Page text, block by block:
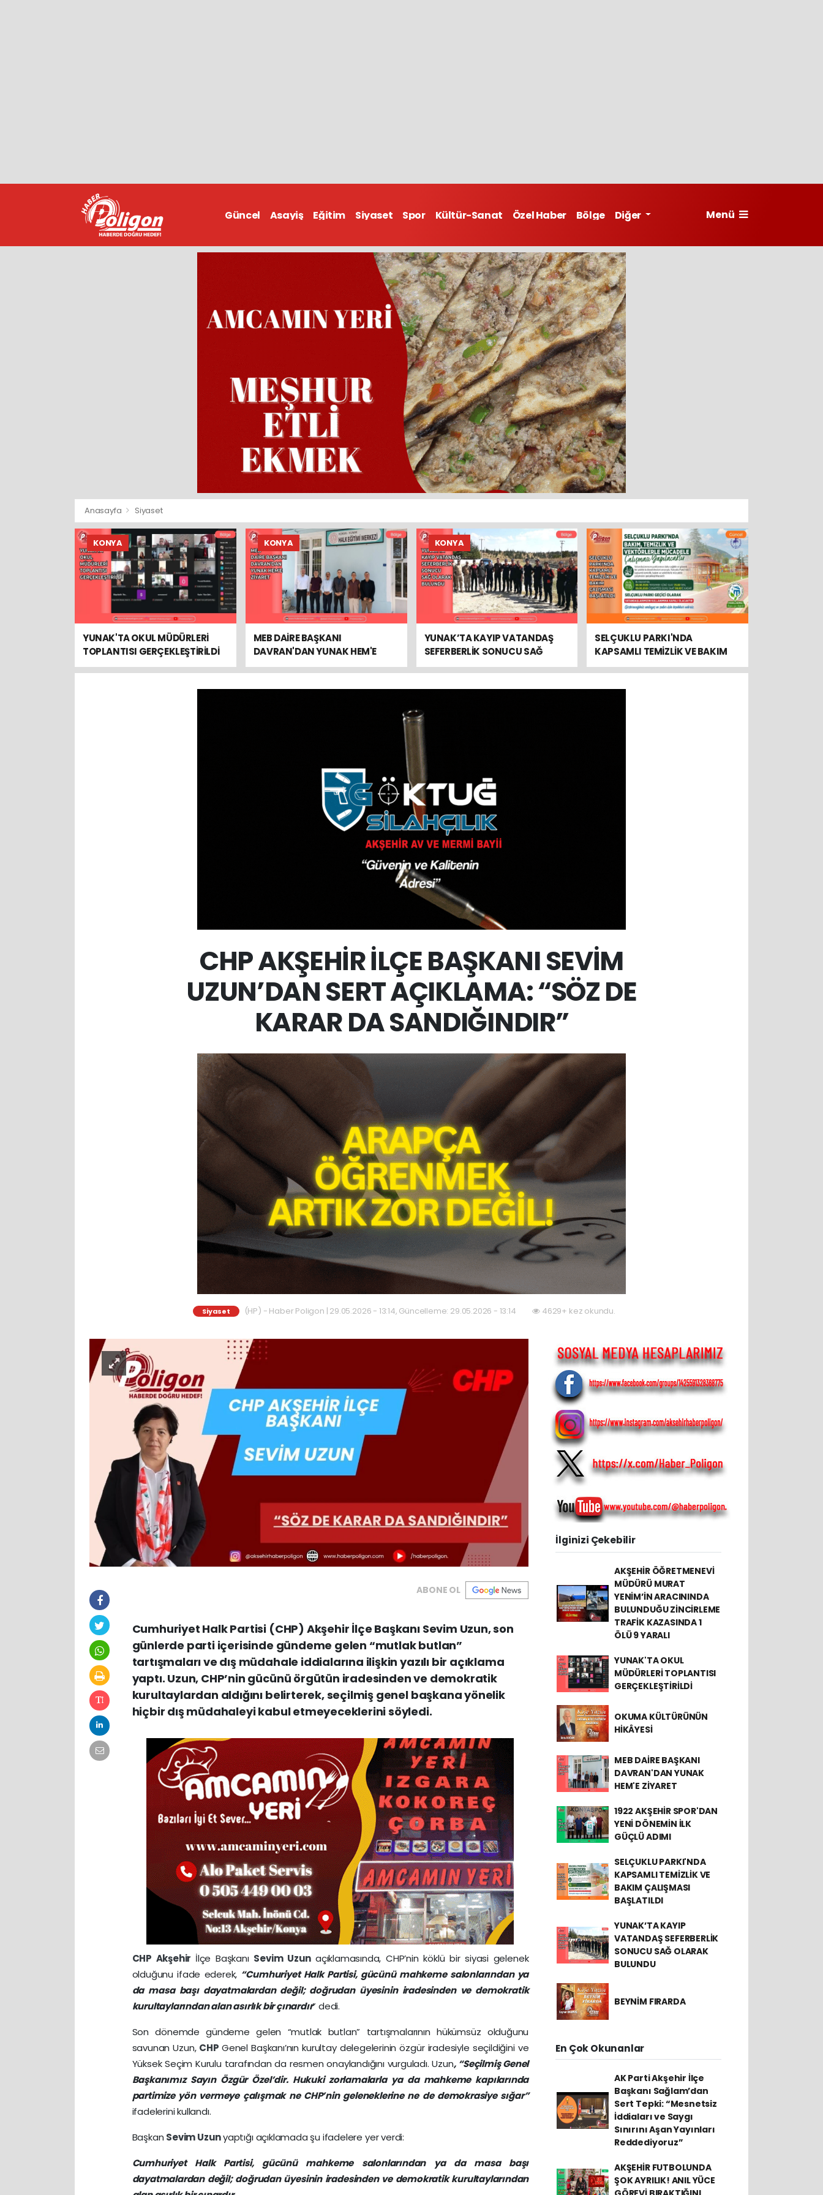
Güncel Asayiş Eğitim Siyaset Spor Kültür-Sanat Özel Haber Bölge Diğer Menü
Anasayfa Siyaset
KONYA
YUNAK'TA OKUL MÜDÜRLERİ
TOPLANTISI GERÇEKLEŞTİRİLDİ
KONYA
MEB DAİRE BAŞKANI
DAVRAN'DAN YUNAK HEM'E
ZİYARET
KONYA
YUNAK’TA KAYIP VATANDAŞ
SEFERBERLİK SONUCU SAĞ
OLARAK BULUNDU
SELÇUKLU PARKI'NDA
KAPSAMLI TEMİZLİK VE BAKIM
ÇALIŞMASI BAŞLATILDI
CHP AKŞEHİR İLÇE BAŞKANI SEVİM
UZUN’DAN SERT AÇIKLAMA: “SÖZ DE
KARAR DA SANDIĞINDIR”
Siyaset (HP) - Haber Poligon | 29.05.2026 - 13:14, Güncelleme: 29.05.2026 - 13:14 4629+ kez okundu.
ABONE OL
Cumhuriyet Halk Partisi (CHP) Akşehir İlçe Başkanı Sevim Uzun, son
günlerde parti içerisinde gündeme gelen “mutlak butlan”
tartışmaları ve dış müdahale iddialarına ilişkin yazılı bir açıklama
yaptı. Uzun, CHP’nin gücünü örgütün iradesinden ve demokratik
kurultaylardan aldığını belirterek, seçilmiş genel başkana yönelik
hiçbir dış müdahaleyi kabul etmeyeceklerini söyledi.
CHP Akşehir İlçe Başkanı Sevim Uzun açıklamasında, CHP’nin köklü bir siyasi gelenek
olduğunu ifade ederek, “Cumhuriyet Halk Partisi, gücünü mahkeme salonlarından ya
da masa başı dayatmalardan değil; doğrudan üyesinin iradesinden ve demokratik
kurultaylarından alan asırlık bir çınardır” dedi.
Son dönemde gündeme gelen “mutlak butlan” tartışmalarının hükümsüz olduğunu
savunan Uzun, CHP Genel Başkanı’nın kurultay delegelerinin özgür iradesiyle seçildiğini ve
Yüksek Seçim Kurulu tarafından da resmen onaylandığını vurguladı. Uzun, “Seçilmiş Genel
Başkanımız Sayın Özgür Özel’dir. Hukuki zorlamalarla ya da mahkeme kapılarında
partimize yön vermeye çalışmak ne CHP’nin geleneklerine ne de demokrasiye sığar”
ifadelerini kullandı.
Başkan Sevim Uzunyaptığı açıklamada şu ifadelere yer verdi:
Cumhuriyet Halk Partisi, gücünü mahkeme salonlarından ya da masa başı
dayatmalardan değil; doğrudan üyesinin iradesinden ve demokratik kurultaylarından
İlginizi Çekebilir
AKŞEHİR ÖĞRETMENEVİ
MÜDÜRÜ MURAT
YENİM’İN ARACININDA
BULUNDUĞU ZİNCİRLEME
TRAFİK KAZASINDA 1
ÖLÜ 9 YARALI
YUNAK'TA OKUL
MÜDÜRLERİ TOPLANTISI
GERÇEKLEŞTİRİLDİ
OKUMA KÜLTÜRÜNÜN
HİKÂYESİ
MEB DAİRE BAŞKANI
DAVRAN'DAN YUNAK
HEM'E ZİYARET
1922 AKŞEHİR SPOR'DAN
YENİ DÖNEMİN İLK
GÜÇLÜ ADIMI
SELÇUKLU PARKI'NDA
KAPSAMLI TEMİZLİK VE
BAKIM ÇALIŞMASI
BAŞLATILDI
YUNAK’TA KAYIP
VATANDAŞ SEFERBERLİK
SONUCU SAĞ OLARAK
BULUNDU
BEYNİM FIRARDA
En Çok Okunanlar
AK Parti Akşehir İlçe
Başkanı Sağlam’dan
Sert Tepki: “Mesnetsiz
İddiaları ve Saygı
Sınırını Aşan Yayınları
Reddediyoruz”
AKŞEHİR FUTBOLUNDA
ŞOK AYRILIK! ANIL YÜCE